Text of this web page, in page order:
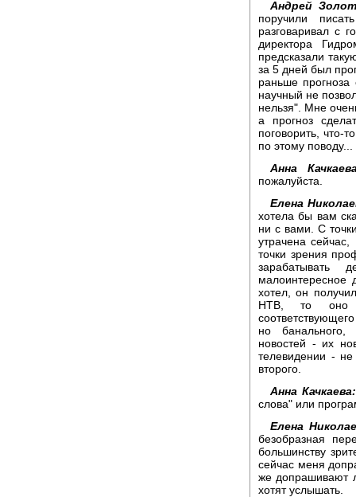
Андрей
поручили
разговаривал с
директора
предсказали
за 5 дней был
раньше
научный не
нельзя". Мне
а прогноз
поговорить, что-
по этому поводу...
Анна
пожалуйста.
Елена
хотела бы вам
ни с вами. С
утрачена
точки зрения
малоинтересное
хотел, он
НТВ, то оно
но банального,
новостей - их
телевидении - не
второго.
Анна Качкаева:
слова" или
Елена
безобразная
большинству
сейчас меня
же допрашивают
хотят услышать.